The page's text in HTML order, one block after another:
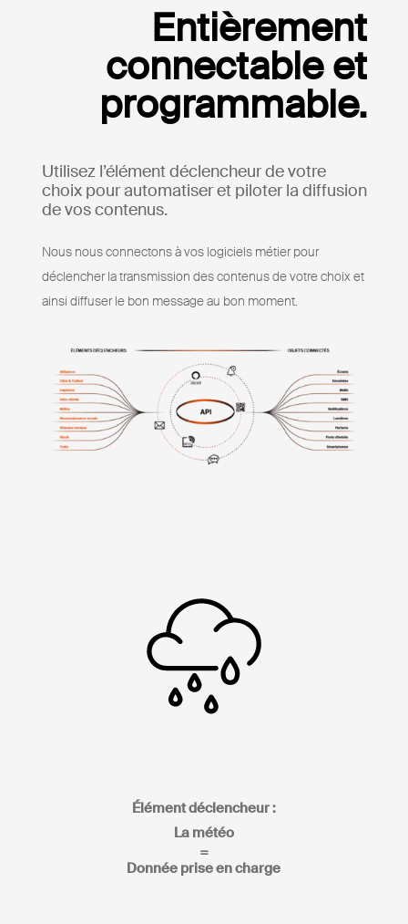
Entièrement
connectable et
programmable.
Utilisez l’élément déclencheur de votre
choix pour automatiser et piloter la diffusion
de vos contenus.
Nous nous connectons à vos logiciels métier pour
déclencher la transmission des contenus de votre choix et
ainsi diffuser le bon message au bon moment.
Élément déclencheur :
La météo
=
Donnée prise en charge